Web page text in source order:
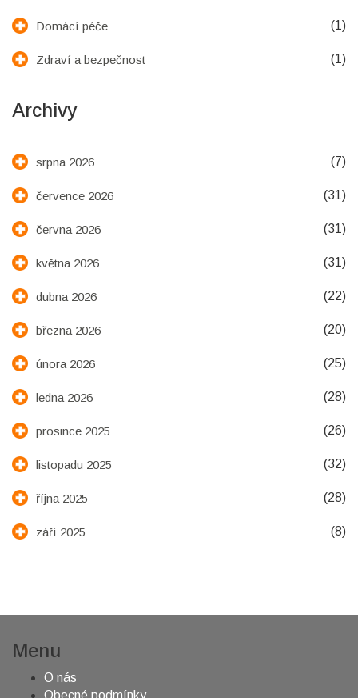
Domácí péče (1)
Zdraví a bezpečnost (1)
Archivy
srpna 2026 (7)
července 2026 (31)
června 2026 (31)
května 2026 (31)
dubna 2026 (22)
března 2026 (20)
února 2026 (25)
ledna 2026 (28)
prosince 2025 (26)
listopadu 2025 (32)
října 2025 (28)
září 2025 (8)
Menu
O nás
Obecné podmínky